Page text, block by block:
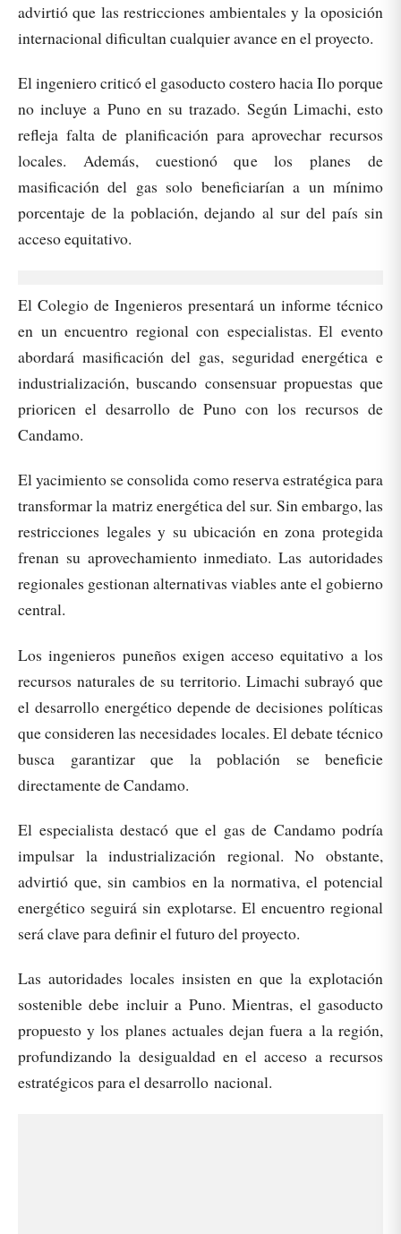
advirtió que las restricciones ambientales y la oposición
internacional dificultan cualquier avance en el proyecto.
El ingeniero criticó el gasoducto costero hacia Ilo porque
no incluye a Puno en su trazado. Según Limachi, esto
refleja falta de planificación para aprovechar recursos
locales. Además, cuestionó que los planes de
masificación del gas solo beneficiarían a un mínimo
porcentaje de la población, dejando al sur del país sin
acceso equitativo.
El Colegio de Ingenieros presentará un informe técnico
en un encuentro regional con especialistas. El evento
abordará masificación del gas, seguridad energética e
industrialización, buscando consensuar propuestas que
prioricen el desarrollo de Puno con los recursos de
Candamo.
El yacimiento se consolida como reserva estratégica para
transformar la matriz energética del sur. Sin embargo, las
restricciones legales y su ubicación en zona protegida
frenan su aprovechamiento inmediato. Las autoridades
regionales gestionan alternativas viables ante el gobierno
central.
Los ingenieros puneños exigen acceso equitativo a los
recursos naturales de su territorio. Limachi subrayó que
el desarrollo energético depende de decisiones políticas
que consideren las necesidades locales. El debate técnico
busca garantizar que la población se beneficie
directamente de Candamo.
El especialista destacó que el gas de Candamo podría
impulsar la industrialización regional. No obstante,
advirtió que, sin cambios en la normativa, el potencial
energético seguirá sin explotarse. El encuentro regional
será clave para definir el futuro del proyecto.
Las autoridades locales insisten en que la explotación
sostenible debe incluir a Puno. Mientras, el gasoducto
propuesto y los planes actuales dejan fuera a la región,
profundizando la desigualdad en el acceso a recursos
estratégicos para el desarrollo nacional.